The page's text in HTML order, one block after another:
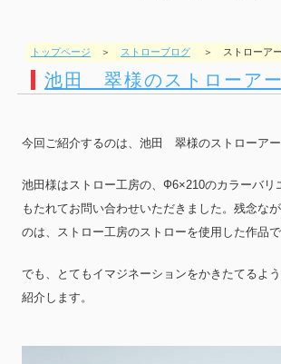
トップページ ＞ ストローブログ＞ ストローアー
池田 翠様のストローア
今回ご紹介するのは、池田 翠様のストローアー
池田様はストロー工房の、Ф6×210のカラーバリ
もたれてお問い合わせいただきました。残念な
のは、ストロー工房のストローを使用した作品で
でも、とてもイマジネーションをかきたてるよ
紹介します。